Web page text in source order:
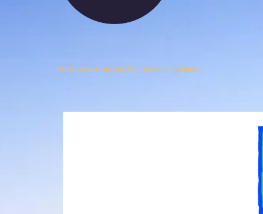
Retrouvez nous sur les réseaux sociaux :